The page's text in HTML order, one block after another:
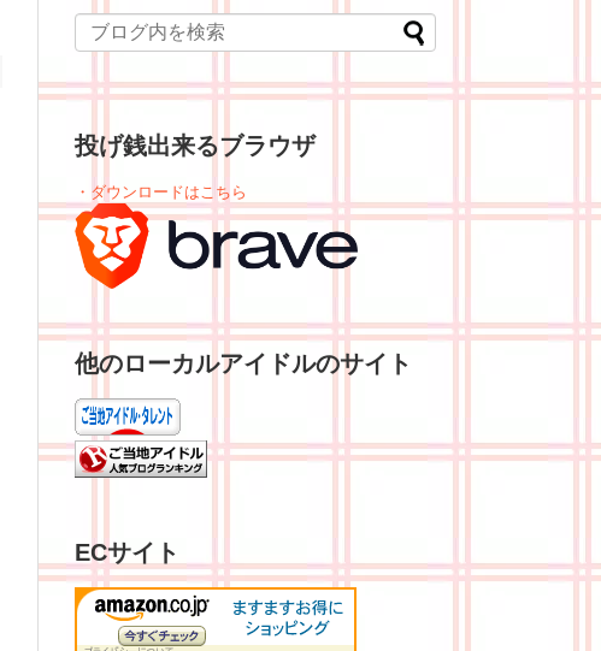
投げ銭出来るブラウザ
・ダウンロードはこちら
他のローカルアイドルのサイト
ECサイト